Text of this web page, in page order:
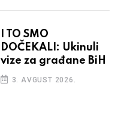
I TO SMO
DOČEKALI: Ukinuli
vize za građane BiH
3. AVGUST 2026.